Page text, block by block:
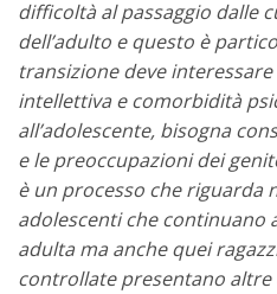
difficoltà al passaggio dalle
dell’adulto e questo è
transizione deve
intellettiva e comorbidità
all’adolescente, bisogna
e le preoccupazioni dei
è un processo che riguarda
adolescenti che continuano
adulta ma anche quei
controllate presentano